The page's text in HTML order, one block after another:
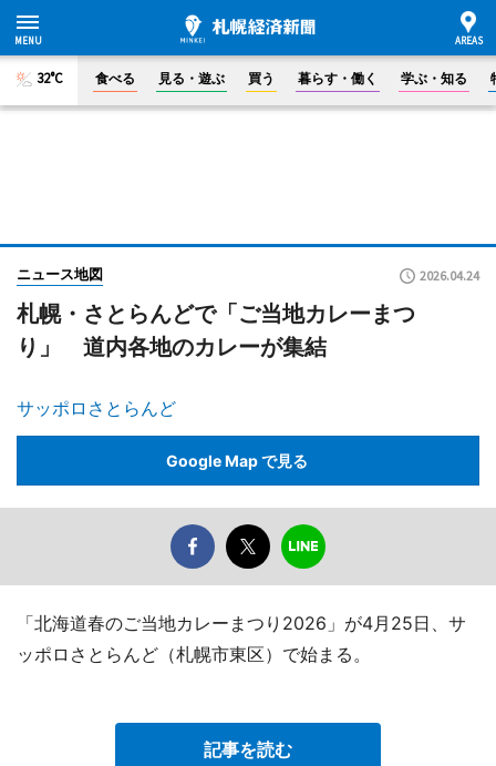
32°C 食べる 見る・遊ぶ 買う 暮らす・働く 学ぶ・知る
ニュース地図 2026.04.24
札幌・さとらんどで「ご当地カレーまつ
り」 道内各地のカレーが集結
サッポロさとらんど
Google Map で見る
「北海道春のご当地カレーまつり2026」が4月25日、サ
ッポロさとらんど（札幌市東区）で始まる。
記事を読む